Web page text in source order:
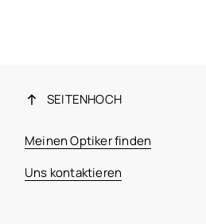
SEITENHOCH
Meinen Optiker finden
Uns kontaktieren